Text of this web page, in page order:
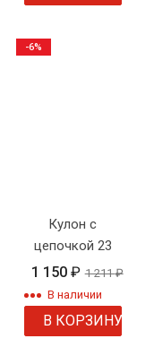
Кулон с
цепочкой 23
1 150 ₽ 1 211₽
В наличии
В КОРЗИНУ
-6%